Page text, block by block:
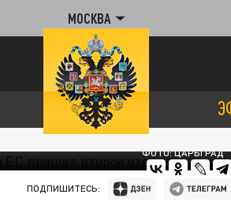
МОСКВА
ФОТО: ЦАРЬГРАД
ПОДПИШИТЕСЬ: